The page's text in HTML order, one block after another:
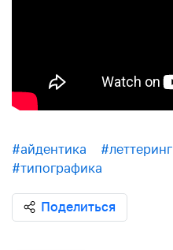
#айдентика #леттеринг
#типографика
Поделиться